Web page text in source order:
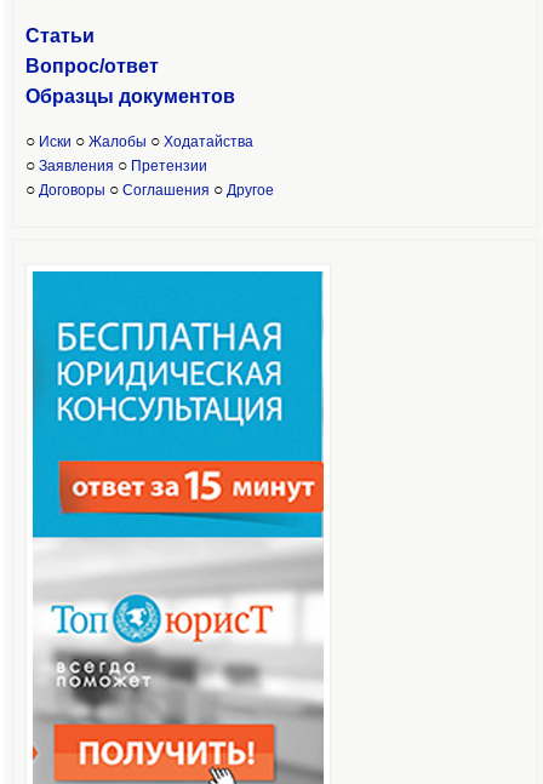
Статьи
Вопрос/ответ
Образцы документов
○ Иски ○ Жалобы ○ Ходатайства
○ Заявления ○ Претензии
○ Договоры ○ Соглашения ○ Другое